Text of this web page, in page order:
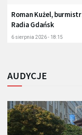
Roman Kużel,
Radia Gdańsk
6 sierpnia 2026 - 18:15
AUDYCJE